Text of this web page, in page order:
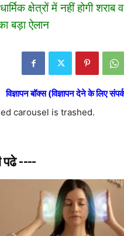
धार्मिक क्षेत्रों में नहीं होगी शराब
बड़ा ऐलान
विज्ञापन बॉक्स (विज्ञापन देने के लिए
carousel is trashed.
पढे ----